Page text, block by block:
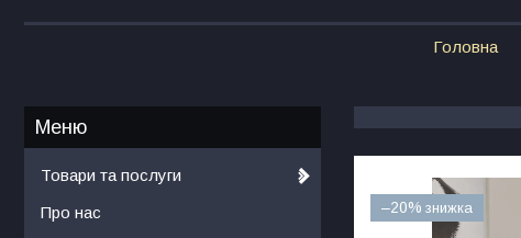
Головна
–20%
Товари та послуги
Про нас